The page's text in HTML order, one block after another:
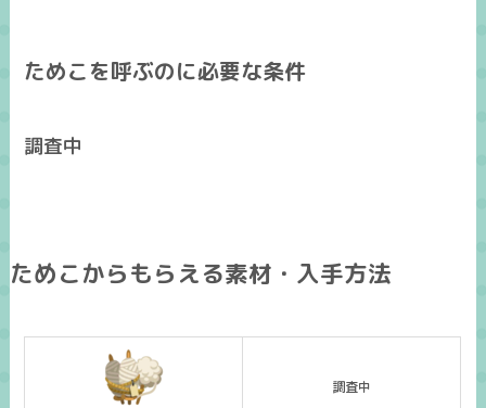
ためこを呼ぶのに必要な条件
調査中
ためこからもらえる素材・入手方法
調査中